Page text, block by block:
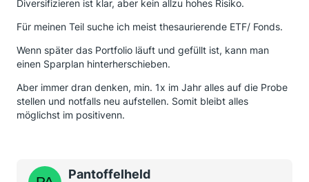
Diversifizieren ist klar, aber kein allzu hohes Risiko.
Für meinen Teil suche ich meist thesaurierende ETF/ Fonds.
Wenn später das Portfolio läuft und gefüllt ist, kann man
einen Sparplan hinterherschieben.
Aber immer dran denken, min. 1x im Jahr alles auf die Probe
stellen und notfalls neu aufstellen. Somit bleibt alles
möglichst im positivenn.
Pantoffelheld